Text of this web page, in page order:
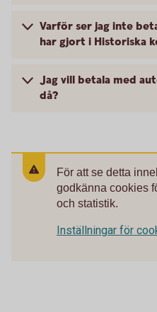
Varför ser jag inte
har gjort i Historiska
Jag vill betala med
då?
För att se detta
godkänna cookies
och statistik.
Inställningar för